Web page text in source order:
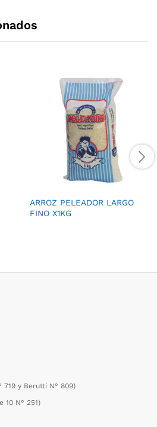
ARROZ PELEADOR LARGO
FINO X1KG
719 y Berutti N° 809)
10 N° 251)